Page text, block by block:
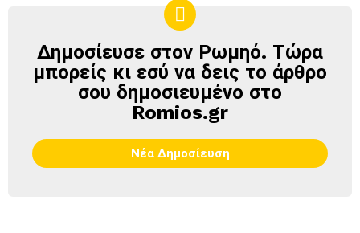
ΔΗΜΟΣΊΕΥΣΕ
ΣΤΟΝ
ΡΩΜΗΌ
Δημοσίευσε στον Ρωμηό. Τώρα
μπορείς κι εσύ να δεις το άρθρο
σου δημοσιευμένο στο
Romios.gr
Νέα Δημοσίευση